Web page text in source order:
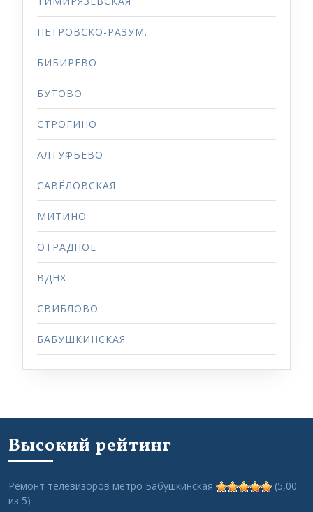
ПЕТРОВСКО-РАЗУМ.
БИБИРЕВО
БУТОВО
СТРОГИНО
АЛТУФЬЕВО
САВЁЛОВСКАЯ
МИТИНО
ОТРАДНОЕ
ВДНХ
СВИБЛОВО
БАБУШКИНСКАЯ
Высокий рейтинг
Ремонт телевизоров метро Бабушкинская
(5,00
из 5)